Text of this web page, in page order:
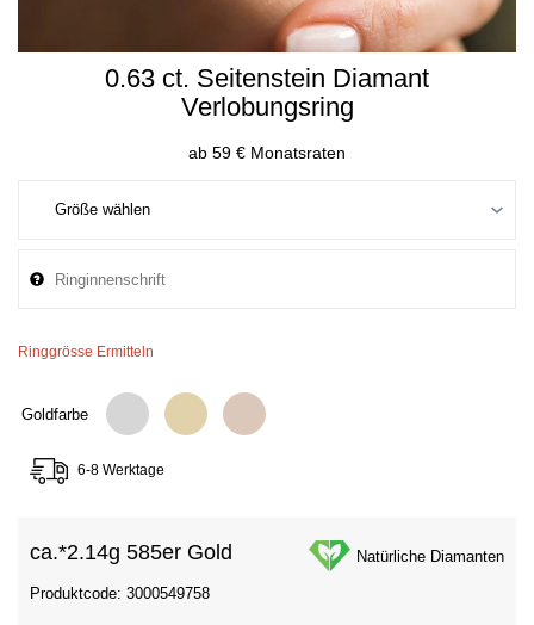
0.63 ct. Seitenstein Diamant
Verlobungsring
ab 59 € Monatsraten
Ringgrösse Ermitteln
Goldfarbe
6-8 Werktage
ca.*2.14g 585er Gold Natürliche Diamanten
Produktcode: 3000549758